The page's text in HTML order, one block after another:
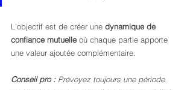
L’objectif est de créer une dynamique de
confiance mutuelle où chaque partie apporte
une valeur ajoutée complémentaire.
Conseil pro : Prévoyez toujours une période